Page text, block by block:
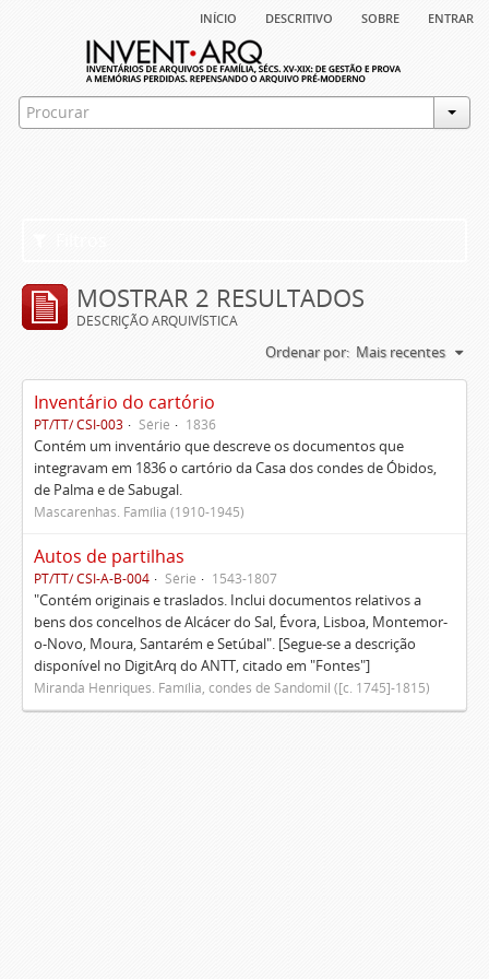
início descritivo sobre entrar
MOSTRAR 2 RESULTADOS
DESCRIÇÃO ARQUIVÍSTICA
Ordenar por: Mais recentes
Inventário do cartório
PT/TT/ CSI-003 Série 1836
Contém um inventário que descreve os documentos que
integravam em 1836 o cartório da Casa dos condes de Óbidos,
de Palma e de Sabugal.
Mascarenhas. Família (1910-1945)
Autos de partilhas
PT/TT/ CSI-A-B-004 Série 1543-1807
"Contém originais e traslados. Inclui documentos relativos a
bens dos concelhos de Alcácer do Sal, Évora, Lisboa, Montemor-
o-Novo, Moura, Santarém e Setúbal". [Segue-se a descrição
disponível no DigitArq do ANTT, citado em "Fontes"]
Miranda Henriques. Família, condes de Sandomil ([c. 1745]-1815)